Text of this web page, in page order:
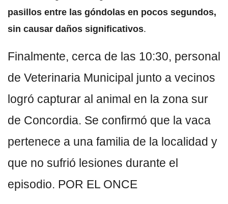
pasillos entre las góndolas en pocos segundos,
sin causar daños significativos.
Finalmente, cerca de las 10:30, personal
de Veterinaria Municipal junto a vecinos
logró capturar al animal en la zona sur
de Concordia. Se confirmó que la vaca
pertenece a una familia de la localidad y
que no sufrió lesiones durante el
episodio. POR EL ONCE